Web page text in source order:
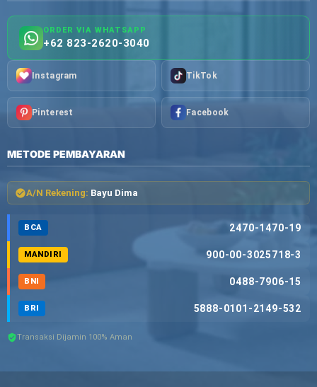
ORDER VIA WHATSAPP
+62 823-2620-3040
Instagram TikTok
Pinterest Facebook
METODE PEMBAYARAN
A/N Rekening: Bayu Dima
BCA 2470-1470-19
MANDIRI 900-00-3025718-3
BNI 0488-7906-15
BRI 5888-0101-2149-532
Transaksi Dijamin 100% Aman